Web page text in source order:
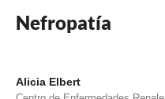
Nefropatía
Alicia Elbert